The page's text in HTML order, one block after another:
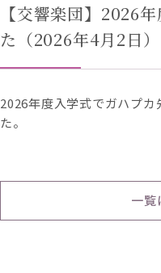
【交響楽団】2026
た（2026年4月2日）
2026年度入学式でガハプ
た。
一覧